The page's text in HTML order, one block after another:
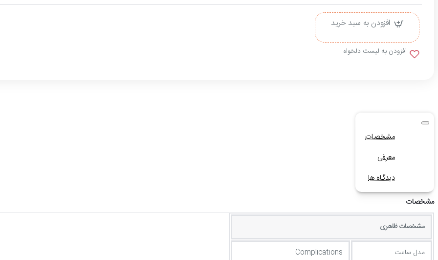
افزودن به سبد خرید
افزودن به لیست دلخواه
مشخصات
معرفی
دیدگاه ها
مشخصات
مشخصات ظاهری
مدل ساعت Complications